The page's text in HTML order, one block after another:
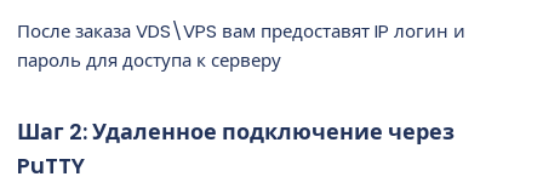
После заказа VDS\VPS вам предоставят IP логин и
пароль для доступа к серверу
Шаг 2: Удаленное подключение через
PuTTY​